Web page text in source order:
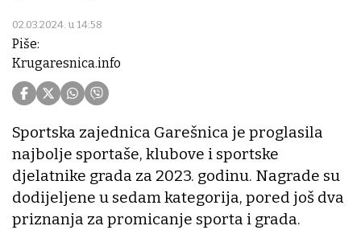
02.03.2024. u 14:58
Piše:
Krugaresnica.info
Sportska zajednica Garešnica je proglasila
najbolje sportaše, klubove i sportske
djelatnike grada za 2023. godinu. Nagrade su
dodijeljene u sedam kategorija, pored još dva
priznanja za promicanje sporta i grada.